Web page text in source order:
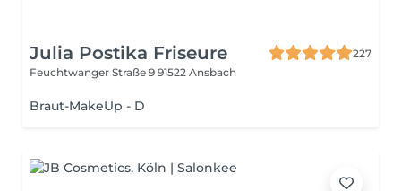
Julia Postika Friseure
227
Feuchtwanger Straße 9 91522 Ansbach
Braut-MakeUp - D